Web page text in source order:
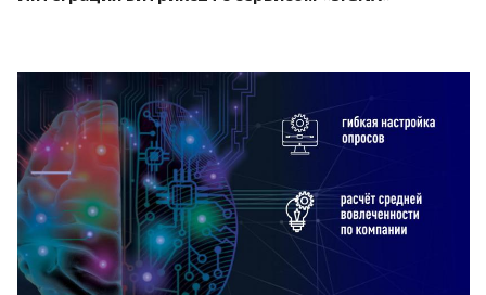
Смотреть проект